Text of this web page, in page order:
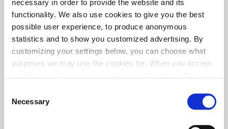
necessary in order to provide the website and its
functionality. We also use cookies to give you the best
possible user experience, to produce anonymous
statistics and to show you customized advertising. By
customizing your settings below, you can choose what
purposes we may use the cookies for. When you accept
exactly how this information is used by the companies
concerned. For example, U.S. law does not meet all the
requirements for personal data handling within the EU,
Selection
Necessary
Mikael Olsson Professor, Materials Technology, Dalarna University
nuevos y que desarrolla sus procesos y tecnologías, adaptando
siempre su producción y teniendo en cuenta los efectos de la